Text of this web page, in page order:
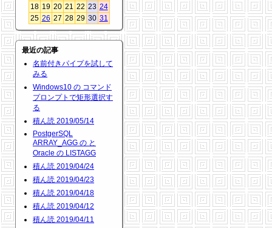
18 19 20 21 22 23 24
25 26 27 28 29 30 31
最近の記事
名前付きパイプを試して
みる
Windows10 の コマンド
プロンプトで矩形選択す
る
積ん読 2019/05/14
PostgerSQL
ARRAY_AGG の と
Oracle の LISTAGG
積ん読 2019/04/24
積ん読 2019/04/23
積ん読 2019/04/18
積ん読 2019/04/12
積ん読 2019/04/11